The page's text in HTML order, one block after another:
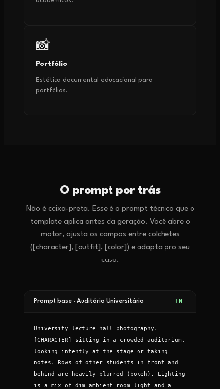
📸
Portfólio
Estética documental educacional para
portfólios.
O prompt por trás
Não é caixa-preta. Esse é o prompt técnico que o
template aplica antes da geração. Você abre o
motor, ajusta os campos entre colchetes
([character], [outfit], [color]) e adapta pro seu
caso.
Prompt base · Auditório Universitário EN
University lecture hall photography.
[CHARACTER] sitting in a crowded auditorium,
looking intently at the stage or taking
notes. Rows of other students in front and
behind are heavily blurred (bokeh). Lighting
is a mix of dim ambient room light and a